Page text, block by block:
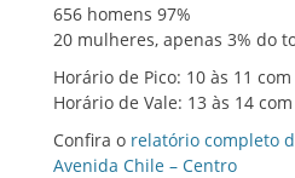
656 homens 97%
20 mulheres, apenas 3% do
Horário de Pico: 10 às 11
Horário de Vale: 13 às 14
Confira o relatório completo
Avenida Chile – Centro